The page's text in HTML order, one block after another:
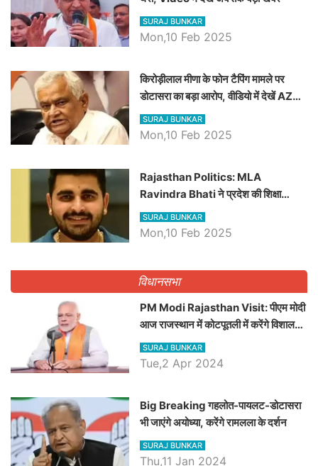
SURAJ BUNKAR
Mon,10 Feb 2025
किरोड़ीलाल मीणा के फोन टैपिंग मामले पर
डोटासरा का बड़ा आरोप, वीडियो में देखें AZ
बड़ी खबरें
SURAJ BUNKAR
Mon,10 Feb 2025
Rajasthan Politics: MLA
Ravindra Bhati ने प्रदेश की शिक्षा
व्यवस्था पर उठाए सवाल, Madan
Dilawar पर हमला करते हुए गिनवाये खाली
SURAJ BUNKAR
Mon,10 Feb 2025
विधानसभा
PM Modi Rajasthan Visit: पीएम मोदी
आज राजस्थान में कोटपूतली में करेंगे विशाल
रैली, एक सभा से 8 सीटों पर साधेगें निशाना
SURAJ BUNKAR
Tue,2 Apr 2024
Big Breaking गहलोत-पायलट-डोटासरा
भी जाएंगे अयोध्या, करेंगे रामलला के दर्शन
SURAJ BUNKAR
Thu,11 Jan 2024